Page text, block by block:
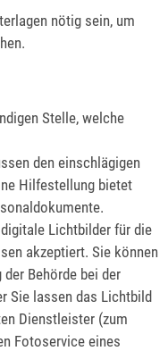
nötig sein, um
Stelle, welche
den einschlägigen
Hilfestellung bietet
.
Lichtbilder für die
akzeptiert. Sie können
Behörde bei der
Sie lassen das Lichtbild
Dienstleister (zum
Fotoservice eines